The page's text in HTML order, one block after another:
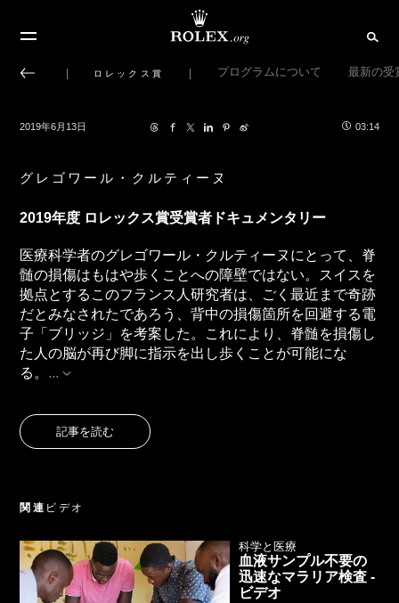
ロレックス賞 プログラムについて 最新の受
2019年6月13日 03:14
グレゴワール・クルティーヌ
2019年度 ロレックス賞受賞者ドキュメンタリー
医療科学者のグレゴワール・クルティーヌにとって、脊
髄の損傷はもはや歩くことへの障壁ではない。スイスを
拠点とするこのフランス人研究者は、ごく最近まで奇跡
だとみなされたであろう、背中の損傷箇所を回避する電
子「ブリッジ」を考案した。これにより、脊髄を損傷し
た人の脳が再び脚に指示を出し歩くことが可能にな
る。 ...
記事を読む
関連ビデオ
科学と医療
血液サンプル不要の
迅速なマラリア検査 -
ビデオ